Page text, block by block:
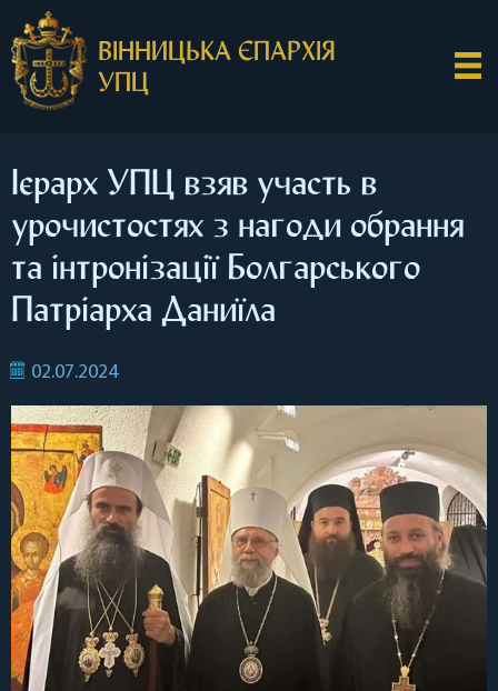
ВІННИЦЬКА ЄПАРХІЯ
УПЦ
Ієрарх УПЦ взяв участь в
урочистостях з нагоди обрання
та інтронізації Болгарського
Патріарха Даниїла
02.07.2024